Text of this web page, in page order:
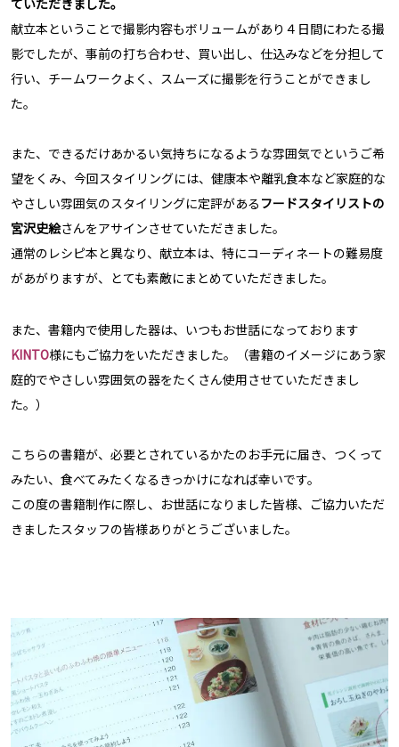
献立本ということで撮影内容もボリュームがあり４日間にわたる撮
影でしたが、事前の打ち合わせ、買い出し、仕込みなどを分担して
行い、チームワークよく、スムーズに撮影を行うことができまし
た。
また、できるだけあかるい気持ちになるような雰囲気でというご希
望をくみ、今回スタイリングには、健康本や離乳食本など家庭的な
やさしい雰囲気のスタイリングに定評がある フードスタイリストの
宮沢史絵さんをアサインさせていただきました。
通常のレシピ本と異なり、献立本は、特にコーディネートの難易度
があがりますが、とても素敵にまとめていただきました。
また、書籍内で使用した器は、いつもお世話になっております
KINTO様にもご協力をいただきました。（書籍のイメージにあう家
庭的でやさしい雰囲気の器をたくさん使用させていただきまし
た。）
こちらの書籍が、必要とされているかたのお手元に届き、つくって
みたい、食べてみたくなるきっかけになれば幸いです。
この度の書籍制作に際し、お世話になりました皆様、ご協力いただ
きましたスタッフの皆様ありがとうございました。